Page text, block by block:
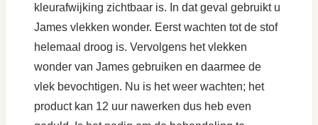
kleurafwijking zichtbaar is. In dat geval gebruikt u
James vlekken wonder. Eerst wachten tot de stof
helemaal droog is. Vervolgens het vlekken
wonder van James gebruiken en daarmee de
vlek bevochtigen. Nu is het weer wachten; het
product kan 12 uur nawerken dus heb even